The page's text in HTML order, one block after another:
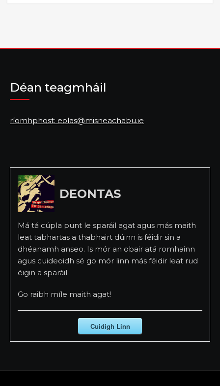
Déan teagmháil
ríomhphost: eolas@misneachabu.ie
DEONTAS
Má tá cúpla punt le sparáil agat agus más maith
leat tabhartas a thabhairt dúinn is féidir sin a
dhéanamh anseo. Is mór an obair atá romhainn
agus cuideoidh sé go mór linn más féidir leat rud
éigin a sparáil.
Go raibh míle maith agat!
Cuidigh Linn